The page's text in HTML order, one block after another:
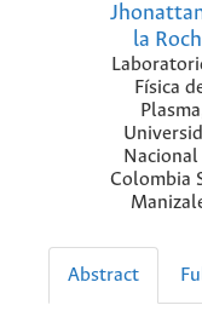
la
Física
Nacional
Colombia
Abstract